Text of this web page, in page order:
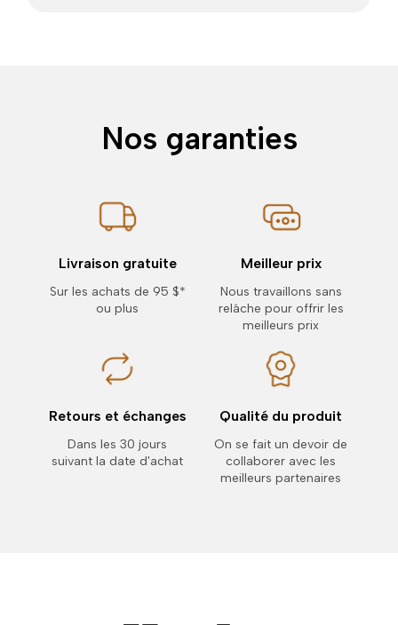
Nos garanties
Livraison gratuite
Sur les achats de 95 $*
ou plus
Meilleur prix
Nous travaillons sans
relâche pour offrir les
meilleurs prix
Retours et échanges
Dans les 30 jours
suivant la date d'achat
Qualité du produit
On se fait un devoir de
collaborer avec les
meilleurs partenaires